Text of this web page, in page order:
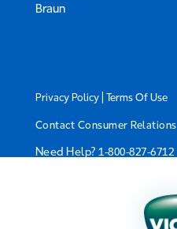
Braun
Privacy Policy Terms Of Use
Contact Consumer Relations
Need Help?1-800-827-6712